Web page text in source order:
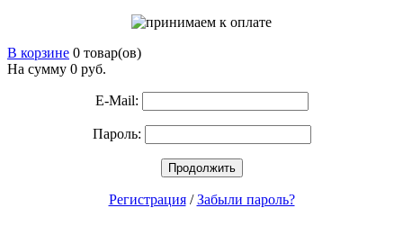
В корзине 0 товар(ов)
На сумму 0 руб.
E-Mail:
Пароль:
Продолжить
Регистрация/Забыли пароль?